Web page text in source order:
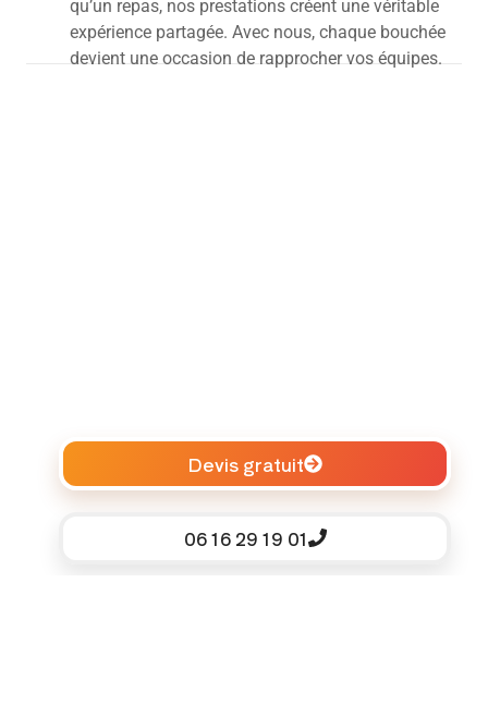
qu’un repas, nos prestations créent une véritable
expérience partagée. Avec nous, chaque bouchée
devient une occasion de rapprocher vos équipes.
Devis gratuit
06 16 29 19 01